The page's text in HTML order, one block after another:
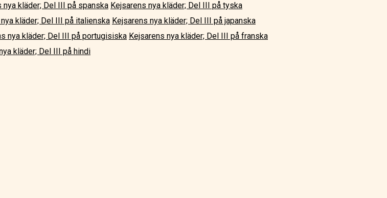
nya kläder; Del III på spanska Kejsarens nya kläder; Del III på tyska
kläder; Del III på italienska Kejsarens nya kläder; Del III på japanska
nya kläder; Del III på portugisiska Kejsarens nya kläder; Del III på franska
kläder; Del III på hindi